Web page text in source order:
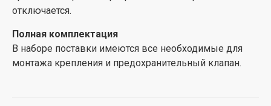
отключается.
Полная комплектация
В наборе поставки имеются все необходимые для
монтажа крепления и предохранительный клапан.